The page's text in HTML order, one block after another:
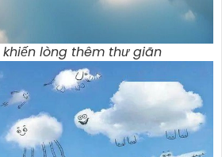
lòng thêm thư giãn